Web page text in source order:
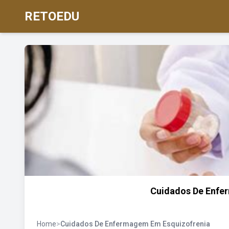
RETOEDU
Cuidados De
Home>Cuidados De Enfermagem Em Esquizofrenia